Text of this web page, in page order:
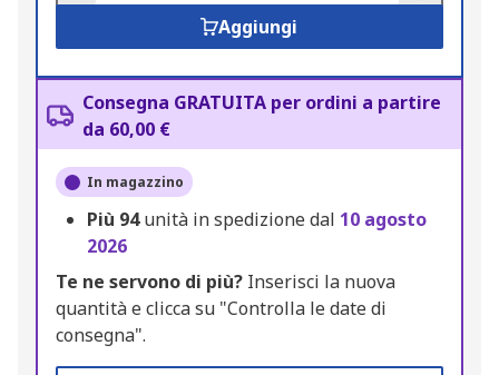
Aggiungi
Consegna GRATUITA per ordini a partire
da 60,00 €
In magazzino
Più 94unità in spedizione dal 10 agosto
2026
Te ne servono di più? Inserisci la nuova
quantità e clicca su "Controlla le date di
consegna".